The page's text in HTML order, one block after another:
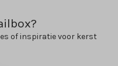
of inspiratie voor kerst